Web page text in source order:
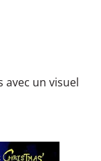
avec un visuel